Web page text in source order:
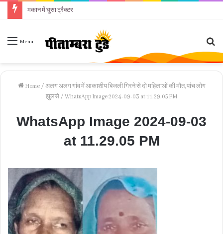
मकान में घुसा ट्रैक्टर
Menu
Home / अलग अलग गांव में आकाशीय बिजली गिरने से दो महिलाओं की मौत, पांच लोग
झुलसे / WhatsApp Image 2024-09-03 at 11.29.05 PM
WhatsApp Image 2024-09-03
at 11.29.05 PM